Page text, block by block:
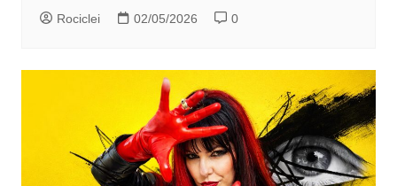
Rociclei 02/05/2026 0